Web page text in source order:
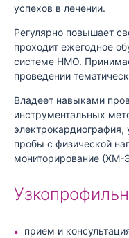
успехов в лечении.
Регулярно повышает
проходит ежегодное
системе НМО.
проведении
Владеет навыками
инструментальных
электрокардиография,
пробы с физической
мониторирование
прием и